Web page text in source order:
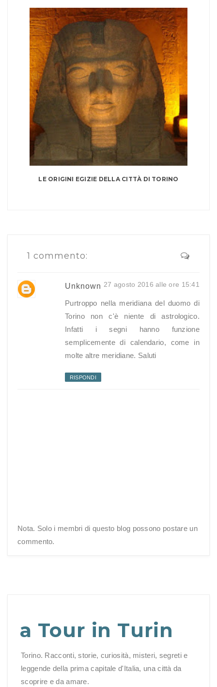
LE ORIGINI EGIZIE DELLA CITTÀ DI TORINO
1 commento:
Unknown 27 agosto 2016 alle ore 15:41
Purtroppo nella meridiana del duomo di
Torino non c'è niente di astrologico.
Infatti i segni hanno funzione
semplicemente di calendario, come in
molte altre meridiane. Saluti
RISPONDI
Nota. Solo i membri di questo blog possono postare un
commento.
a Tour in Turin
Torino. Racconti, storie, curiosità, misteri, segreti e
leggende della prima capitale d'Italia, una città da
scoprire e da amare.